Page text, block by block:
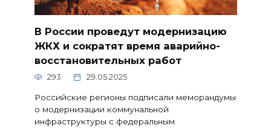
В России проведут модернизацию
ЖКХ и сократят время аварийно-
восстановительных работ
293 29.05.2025
Российские регионы подписали меморандумы
о модернизации коммунальной
инфраструктуры с федеральным